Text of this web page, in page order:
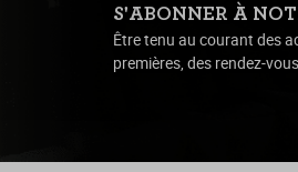
S'ABONNER À
Être tenu au courant des
premières, des rendez-